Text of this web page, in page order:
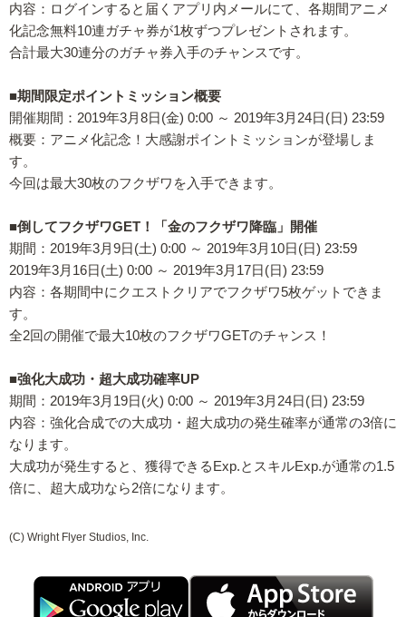
内容：ログインすると届くアプリ内メールにて、各期間アニメ
化記念無料10連ガチャ券が1枚ずつプレゼントされます。
合計最大30連分のガチャ券入手のチャンスです。
■期間限定ポイントミッション概要
開催期間：2019年3月8日(金) 0:00 ～ 2019年3月24日(日) 23:59
概要：アニメ化記念！大感謝ポイントミッションが登場しま
す。
今回は最大30枚のフクザワを入手できます。
■倒してフクザワGET！「金のフクザワ降臨」開催
期間：2019年3月9日(土) 0:00 ～ 2019年3月10日(日) 23:59
2019年3月16日(土) 0:00 ～ 2019年3月17日(日) 23:59
内容：各期間中にクエストクリアでフクザワ5枚ゲットできま
す。
全2回の開催で最大10枚のフクザワGETのチャンス！
■強化大成功・超大成功確率UP
期間：2019年3月19日(火) 0:00 ～ 2019年3月24日(日) 23:59
内容：強化合成での大成功・超大成功の発生確率が通常の3倍に
なります。
大成功が発生すると、獲得できるExp.とスキルExp.が通常の1.5
倍に、超大成功なら2倍になります。
(C) Wright Flyer Studios, Inc.